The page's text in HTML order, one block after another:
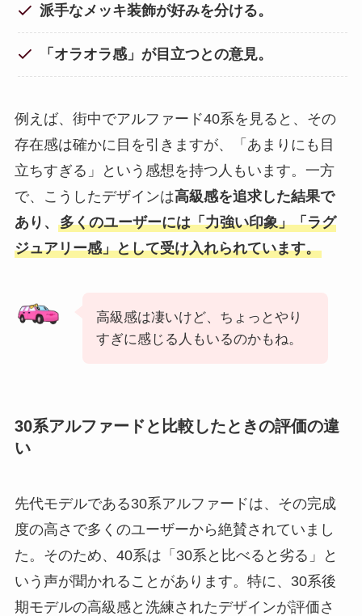
派手なメッキ装飾が好みを分ける。
「オラオラ感」が目立つとの意見。
例えば、街中でアルファード40系を見ると、その
存在感は確かに目を引きますが、「あまりにも目
立ちすぎる」という感想を持つ人もいます。一方
で、こうしたデザインは高級感を追求した結果で
あり、 多くのユーザーには「力強い印象」「ラグ
ジュアリー感」として受け入れられています。
高級感は凄いけど、ちょっとやり
すぎに感じる人もいるのかもね。
30系アルファードと比較したときの評価の違
い
先代モデルである30系アルファードは、その完成
度の高さで多くのユーザーから絶賛されていまし
た。そのため、40系は「30系と比べると劣る」と
いう声が聞かれることがあります。特に、30系後
期モデルの高級感と洗練されたデザインが評価さ